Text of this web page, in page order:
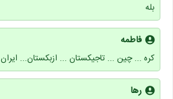
بله
فاطمه
کره ... چین ‌... تاجیکستان ... ازبکستان... ایران
رها